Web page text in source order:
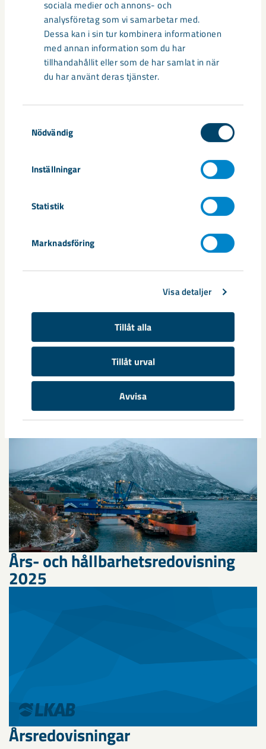
sociala medier och annons- och
analysföretag som vi samarbetar med.
Dessa kan i sin tur kombinera informationen
med annan information som du har
tillhandahållit eller som de har samlat in när
du har använt deras tjänster.
Nödvändig
Inställningar
Statistik
Marknadsföring
Visa detaljer
Tillåt alla
Tillåt urval
Avvisa
hållbara järnmalms-, mineral- och specialprodukter. Vi leder
omställningen av järn- och stålindustrin och vår plan är att utveckla
koldioxidfria processer och produkter fram till år 2045. Sedan 1890
har vi utvecklats genom unika innovationer och tekniklösningar och
drivs framåt av mer än 4 500 medarbetare i 12 länder. LKAB-
koncernen omsatte cirka 47 miljarder kronor år 2022.
Documents
LKAB_Q4_2023_Bokslutskommuniké
Dela
Taggar
delårsrapport
Jan Moström
Relaterat innehåll
Års- och hållbarhetsredovisning
2025
Årsredovisningar